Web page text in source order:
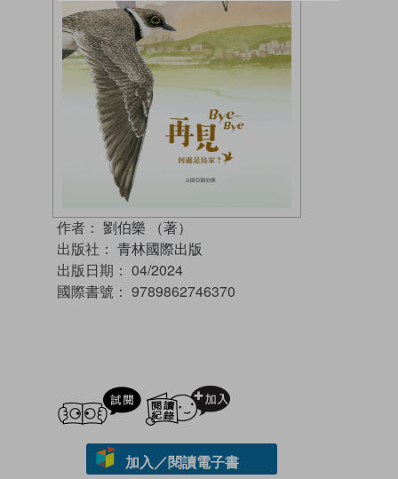
作者： 劉伯樂 （著）
出版社： 青林國際出版
出版日期： 04/2024
國際書號： 9789862746370
試閲
加入／閱讀電子書